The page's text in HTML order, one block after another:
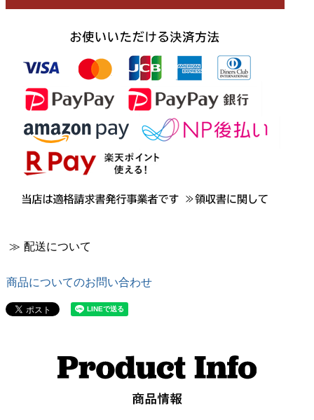
≫ 配送について
商品についてのお問い合わせ